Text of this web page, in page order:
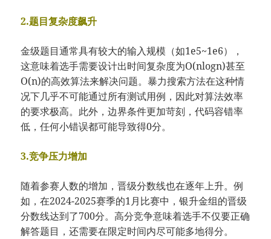
2.题目复杂度飙升
金级题目通常具有较大的输入规模（如1e5~1e6），
这意味着选手需要设计出时间复杂度为O(nlogn)甚至
O(n)的高效算法来解决问题。暴力搜索方法在这种情
况下几乎不可能通过所有测试用例，因此对算法效率
的要求极高。此外，边界条件更加苛刻，代码容错率
低，任何小错误都可能导致得0分。
3.竞争压力增加
随着参赛人数的增加，晋级分数线也在逐年上升。例
如，在2024-2025赛季的1月比赛中，银升金组的晋级
分数线达到了700分。高分竞争意味着选手不仅要正确
解答题目，还需要在限定时间内尽可能多地得分。